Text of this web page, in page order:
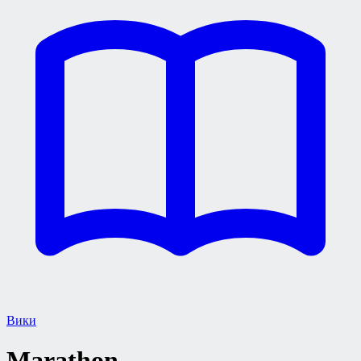
Вики